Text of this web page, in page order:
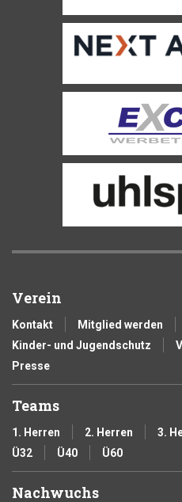
Verein
Kontakt Mitglied werden
Kinder- und Jugendschutz
Presse
Teams
1. Herren 2. Herren 3.
Ü32
Ü40 Ü60
Nachwuchs